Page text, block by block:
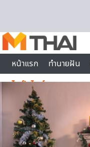
หน้าแรก
ทำนายฝัน
ไลฟ์สไตล์